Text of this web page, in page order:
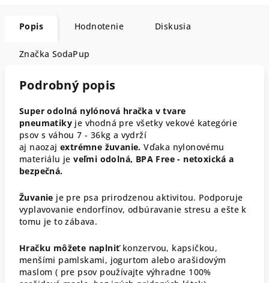
Popis Hodnotenie Diskusia
Značka SodaPup
Podrobný popis
Super odolná nylónová hračka v tvare
pneumatiky je vhodná pre všetky vekové kategórie
psov s váhou 7 - 36kg a vydrží
aj naozaj extrémne žuvanie. Vďaka nylonovému
materiálu jeveľmi odolná, BPA Free - netoxická a
bezpečná.
Žuvanie je pre psa prirodzenou aktivitou. Podporuje
vyplavovanie endorfínov, odbúravanie stresu a ešte k
tomu je to zábava.
Hračku môžete naplniťkonzervou, kapsičkou,
menšími pamlskami, jogurtom alebo arašidovým
maslom ( pre psov používajte výhradne 100%